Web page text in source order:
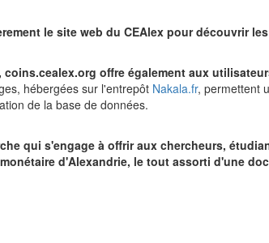
le site web du CEAlex pour découvrir
offre également aux
hébergées sur l'entrepôt Nakala.fr, permettent
de la base de données.
qui s'engage à offrir aux chercheurs,
d'Alexandrie, le tout assorti d'une